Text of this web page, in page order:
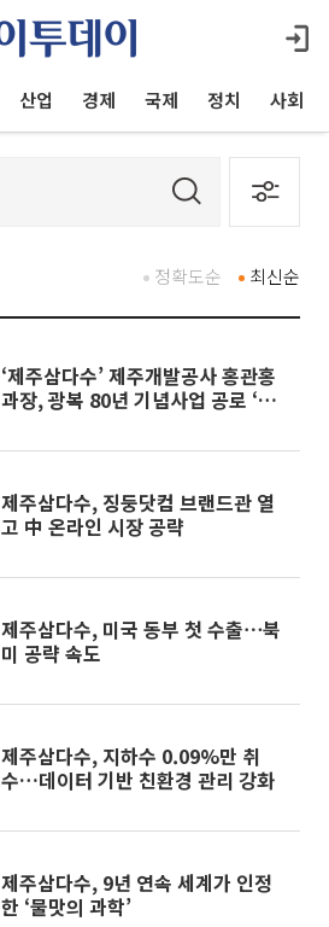
산업 경제 국제 정치 사회
최신순
정확도순
‘제주삼다수’ 제주개발공사 홍관홍
과장, 광복 80년 기념사업 공로 ‘국
제주삼다수, 징둥닷컴 브랜드관 열
고 中 온라인 시장 공략
제주삼다수, 미국 동부 첫 수출⋯북
미 공략 속도
제주삼다수, 지하수 0.09%만 취
수…데이터 기반 친환경 관리 강화
제주삼다수, 9년 연속 세계가 인정
한 ‘물맛의 과학’